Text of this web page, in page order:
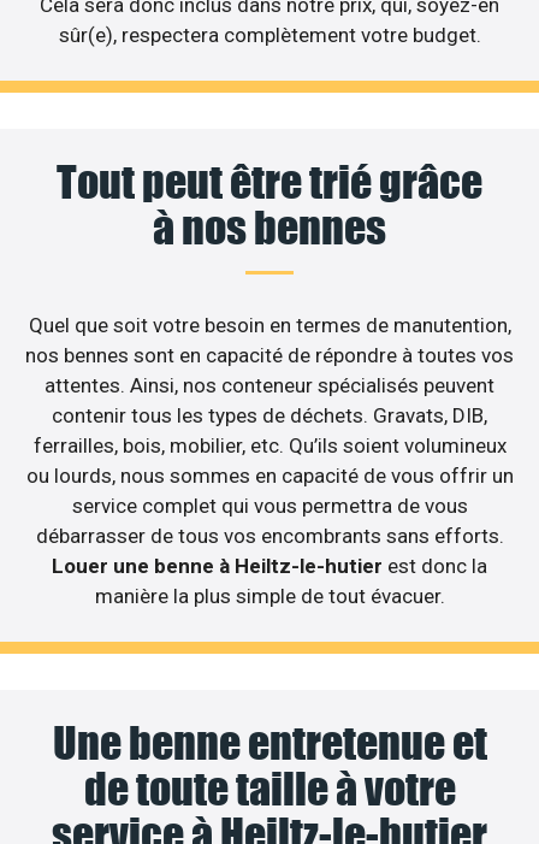
Cela sera donc inclus dans notre prix, qui, soyez-en
sûr(e), respectera complètement votre budget.
Tout peut être trié grâce
à nos bennes
Quel que soit votre besoin en termes de manutention,
nos bennes sont en capacité de répondre à toutes vos
attentes. Ainsi, nos conteneur spécialisés peuvent
contenir tous les types de déchets. Gravats, DIB,
ferrailles, bois, mobilier, etc. Qu’ils soient volumineux
ou lourds, nous sommes en capacité de vous offrir un
service complet qui vous permettra de vous
débarrasser de tous vos encombrants sans efforts.
Louer une benne à Heiltz-le-hutier est donc la
manière la plus simple de tout évacuer.
Une benne entretenue et
de toute taille à votre